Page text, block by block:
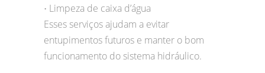
• Limpeza de caixa d’água
Esses serviços ajudam a evitar
entupimentos futuros e manter o bom
funcionamento do sistema hidráulico.